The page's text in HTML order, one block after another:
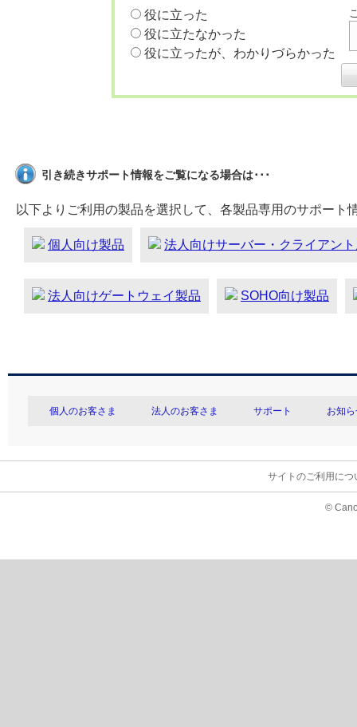
役に立った
役に立たなかった
役に立ったが、わかりづらかった
引き続きサポート情報をご覧になる場合は･･･
以下よりご利用の製品を選択して、各製品専用のサポート
個人向け製品 法人向けサーバー・クライアン
法人向けゲートウェイ製品 SOHO向け製品
個人のお客さま 法人のお客さま サポート お知
サイトのご利用につ
©